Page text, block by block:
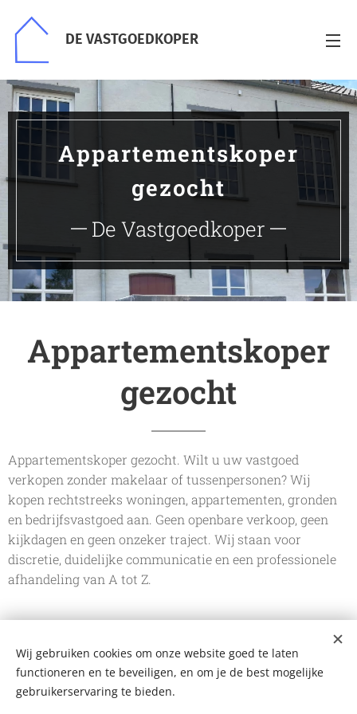
DE VASTGOEDKOPER
Appartementskoper
gezocht
De Vastgoedkoper
Appartementskoper
gezocht
Appartementskoper gezocht. Wilt u uw vastgoed
verkopen zonder makelaar of tussenpersonen? Wij
kopen rechtstreeks woningen, appartementen, gronden
en bedrijfsvastgoed aan. Geen openbare verkoop, geen
kijkdagen en geen onzeker traject. Wij staan voor
discretie, duidelijke communicatie en een professionele
afhandeling van A tot Z.
De Vastgoedkoper
Bergstraat 109 A, 2220 Heist-op-den-Berg
+32 499 102 124
Wij gebruiken cookies om onze website goed te laten
functioneren en te beveiligen, en om je de best mogelijke
gebruikerservaring te bieden.